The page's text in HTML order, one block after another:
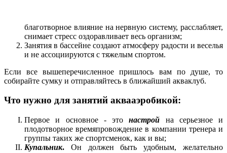
благотворное влияние на нервную систему, расслабляет,
снимает стресс оздоравливает весь организм;
Занятия в бассейне создают атмосферу радости и веселья
и не ассоциируются с тяжелым спортом.
Если все вышеперечисленное пришлось вам по душе, то
собирайте сумку и отправляйтесь в ближайший акваклуб.
Что нужно для занятий аквааэробикой:
Первое и основное - этонастрой на серьезное и
плодотворное времяпровождение в компании тренера и
группы таких же спортсменок, как и вы;
Купальник. Он должен быть удобным, желательно